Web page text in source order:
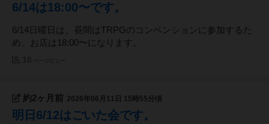
6/14は18:00〜です。
6/14日曜日は、昼間はTRPGのコンベンションに参加するた
め、お店は18:00〜になります。
約2ヶ月前 2026年06月11日 15時55分頃
明日6/12はごいた会です。